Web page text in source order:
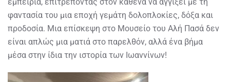
φαντασία του μια εποχή γεμάτη δολοπλοκίες, δόξα και
προδοσία. Μια επίσκεψη στο Μουσείο του Αλή Πασά δεν
είναι απλώς μια ματιά στο παρελθόν, αλλά ένα βήμα
μέσα στην ίδια την ιστορία των Ιωαννίνων!